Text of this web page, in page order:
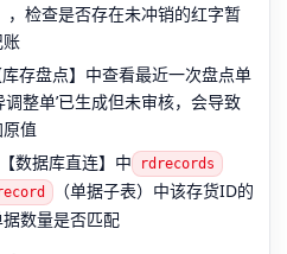
，检查是否存在未冲销的红字暂
存盘点】中查看最近一次盘点单
整单’已生成但未审核，会导致
值
数据库直连】中
rdrecords
（单据子表）中该存货ID的
数量是否匹配